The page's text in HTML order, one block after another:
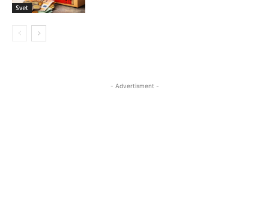
Svet
- Advertisment -